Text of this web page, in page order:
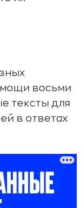
восьми
тексты для
в ответах